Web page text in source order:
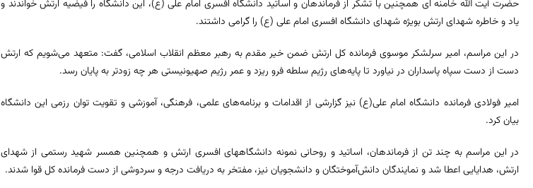
حضرت آیت الله خامنه ای همچنین با تشکر از فرماندهان و اساتید دانشگاه افسری امام علی (ع)، این دانشگاه را فیضیه ارتش خواندند و
یاد و خاطره شهدای ارتش بویژه شهدای دانشگاه افسری امام علی (ع) را گرامی داشتند.
در این مراسم، امیر سرلشکر موسوی فرمانده کل ارتش ضمن خیر مقدم به رهبر معظم انقلاب اسلامی، گفت: متعهد می‌شویم که ارتش
دست از دست سپاه پاسداران در نیاورد تا پایه‌های رژیم سلطه فرو ریزد و عمر رژیم صهیونیستی هر چه زودتر به پایان رسد.
امیر فولادی فرمانده دانشگاه امام علی(‌ع) نیز گزارشی از اقدامات و برنامه‌های علمی، فرهنگی، آموزشی و تقویت توان رزمی این دانشگاه
بیان کرد.
در این مراسم به چند تن از فرماندهان، اساتید و روحانی نمونه دانشگاههای افسری ارتش و همچنین همسر شهید رستمی از شهدای
ارتش، هدایایی اعطا شد و نمایندگان دانش‌آ‌موختگان و دانشجویان نیز، مفتخر به دریافت درجه و سردوشی از دست فرمانده کل قوا شدند.